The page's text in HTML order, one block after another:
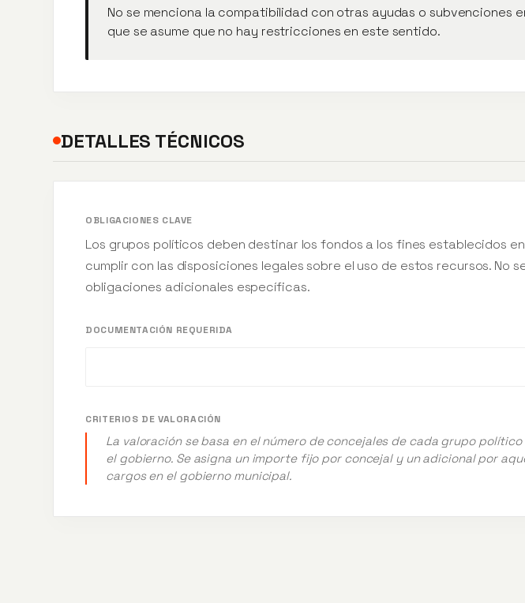
No se menciona la compatibilidad con otras ayudas o subvenciones
que se asume que no hay restricciones en este sentido.
DETALLES TÉCNICOS
OBLIGACIONES CLAVE
Los grupos políticos deben destinar los fondos a los fines establecidos
cumplir con las disposiciones legales sobre el uso de estos recursos. No
obligaciones adicionales específicas.
DOCUMENTACIÓN REQUERIDA
CRITERIOS DE VALORACIÓN
La valoración se basa en el número de concejales de cada grupo
el gobierno. Se asigna un importe fijo por concejal y un adicional por
cargos en el gobierno municipal.